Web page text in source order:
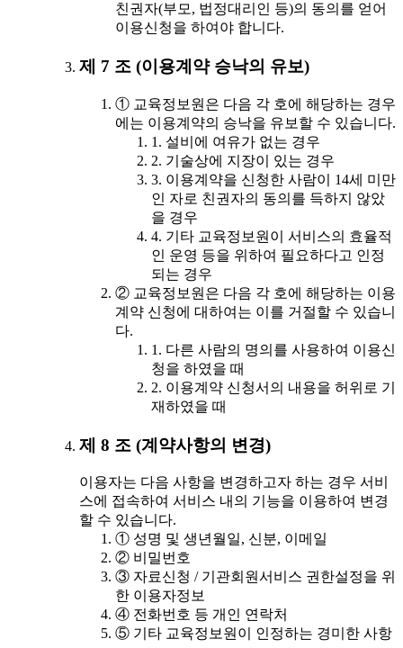
친권자(부모, 법정대리인 등)의 동의를 얻어
이용신청을 하여야 합니다.
제 7 조 (이용계약 승낙의 유보)
① 교육정보원은 다음 각 호에 해당하는 경우
에는 이용계약의 승낙을 유보할 수 있습니다.
1. 설비에 여유가 없는 경우
2. 기술상에 지장이 있는 경우
3. 이용계약을 신청한 사람이 14세 미만
인 자로 친권자의 동의를 득하지 않았
을 경우
4. 기타 교육정보원이 서비스의 효율적
인 운영 등을 위하여 필요하다고 인정
되는 경우
② 교육정보원은 다음 각 호에 해당하는 이용
계약 신청에 대하여는 이를 거절할 수 있습니
다.
1. 다른 사람의 명의를 사용하여 이용신
청을 하였을 때
2. 이용계약 신청서의 내용을 허위로 기
재하였을 때
제 8 조 (계약사항의 변경)
이용자는 다음 사항을 변경하고자 하는 경우 서비
스에 접속하여 서비스 내의 기능을 이용하여 변경
할 수 있습니다.
① 성명 및 생년월일, 신분, 이메일
② 비밀번호
③ 자료신청 / 기관회원서비스 권한설정을 위
한 이용자정보
④ 전화번호 등 개인 연락처
⑤ 기타 교육정보원이 인정하는 경미한 사항